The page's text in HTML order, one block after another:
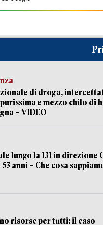
di droga,
e mezzo chilo di
– VIDEO
lungo la 131 in direzione
anni – Che cosa
risorse per tutti: il caso